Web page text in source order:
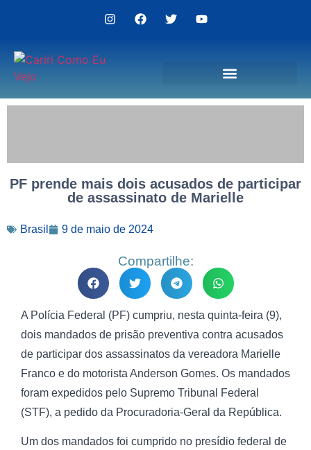
PF prende mais dois acusados de participar
de assassinato de Marielle
Brasil 9 de maio de 2024
Compartilhe:
A Polícia Federal (PF) cumpriu, nesta quinta-feira (9),
dois mandados de prisão preventiva contra acusados
de participar dos assassinatos da vereadora Marielle
Franco e do motorista Anderson Gomes. Os mandados
foram expedidos pelo Supremo Tribunal Federal
(STF), a pedido da Procuradoria-Geral da República.
Um dos mandados foi cumprido no presídio federal de